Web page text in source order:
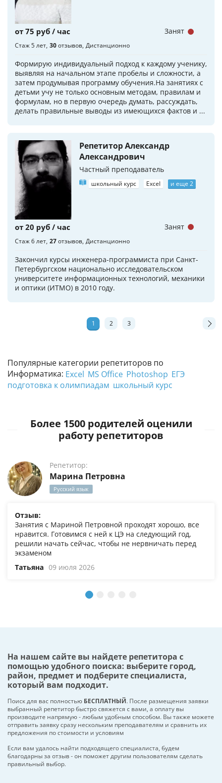
Популярные категории репетиторов по
Информатика: Excel MS Office Photoshop ЕГЭ
подготовка к олимпиадам школьный курс
от 75 руб / час
Стаж 5 лет 30отзывов Дистанционно
Формирую индивидуальный подход к каждому ученику,
выявляя на начальном этапе пробелы и сложности, а
затем продумывая программу обучения.На занятиях с
детьми учу не только основным методам, правилам и
формулам, но в первую очередь думать, рассуждать,
делать правильные выводы из имеющихся фактов и ...
Занят
Репетитор Александр
Александрович
Частный преподаватель
школьный курс Excel и еще 2
от 20 руб / час
Стаж 6 лет 27отзывов Дистанционно
Закончил курсы инженера-программиста при Санкт-
Петербургском национально исследовательском
университете информационных технологий, механики
и оптики (ИТМО) в 2010 году.
Занят
1 2 3
Более 1500 родителей оценили
работу репетиторов
Репетитор:
Марина Петровна
Русский язык
Отзыв:
Занятия с Мариной Петровной проходят хорошо, все
нравится. Готовимся с ней к ЦЭ на следующий год,
решили начать сейчас, чтобы не нервничать перед
экзаменом
Татьяна 09 июля 2026
На нашем сайте вы найдете репетитора с
помощью удобного поиска: выберите город,
район, предмет и подберите специалиста,
который вам подходит.
Поиск для вас полностью БЕСПЛАТНЫЙ. После размещения заявки
выбранный репетитор быстро свяжется с вами, а оплату вы
производите напрямую - любым удобным способом. Вы также можете
отправить заявку сразу нескольким преподавателям и сравнить их
предложения по стоимости и условиям
Если вам удалось найти подходящего специалиста, будем
благодарны за отзыв - он поможет другим пользователям сделать
правильный выбор.